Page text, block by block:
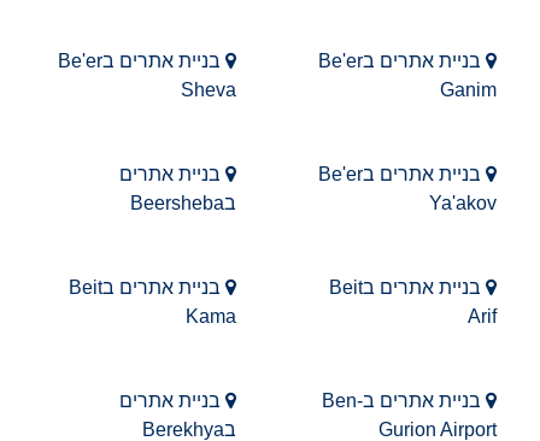
בניית אתרים בBe'er
Ganim
בניית אתרים בBe'er
Sheva
בניית אתרים בBe'er
Ya'akov
בניית אתרים
בBeersheba
בניית אתרים בBeit
Arif
בניית אתרים בBeit
Kama
בניית אתרים בBen-
Gurion Airport
בניית אתרים
בBerekhya